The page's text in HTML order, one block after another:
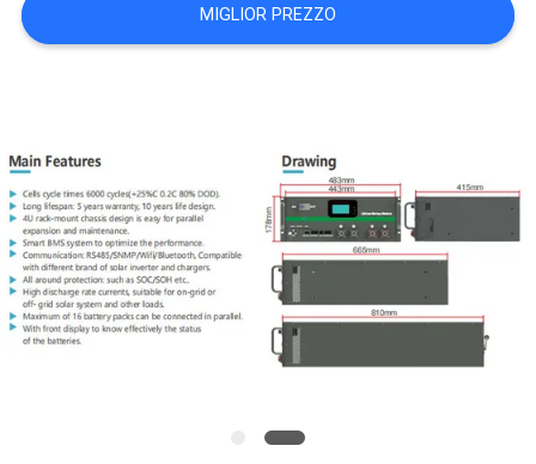
NOTIZIE
PREVENTIVO
MAPPA
DEL
SITO
MIGLIOR PREZZO